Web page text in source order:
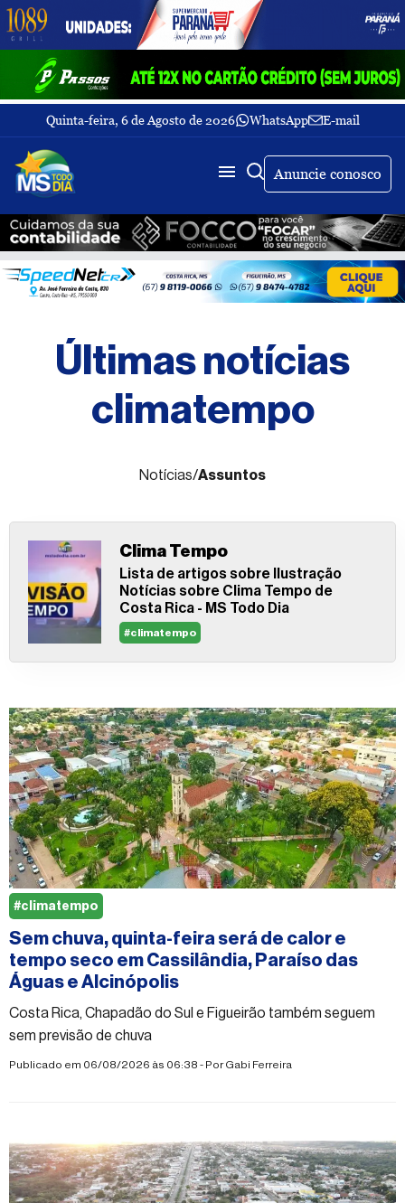
Quinta-feira, 6 de Agosto de 2026 WhatsApp E-mail
Fechar Menu
Últimas
notícias
Galeria
de
fotos
Sobre
Nós
Anuncie conosco
Buscar
Últimas notícias
climatempo
Notícias/Assuntos
Clima Tempo
Lista de artigos sobre Ilustração
Notícias sobre Clima Tempo de
Costa Rica - MS Todo Dia
#climatempo
Sem chuva, quinta-feira será de calor e
tempo seco em Cassilândia, Paraíso das
Águas e Alcinópolis
Costa Rica, Chapadão do Sul e Figueirão também seguem
sem previsão de chuva
Publicado em 06/08/2026 às 06:38 - PorGabi Ferreira
#climatempo